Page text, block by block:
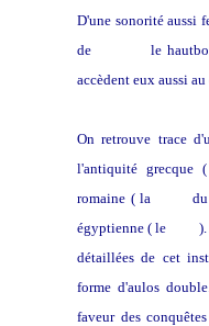
D'une sonorité aussi
de
le
accèdent eux aussi au
On retrouve trace
l'antiquité grecque
romaine ( la
égyptienne ( le
détaillées de cet
forme d'aulos
faveur des